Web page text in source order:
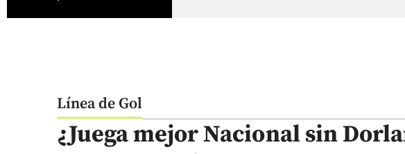
Línea de Gol
¿Juega mejor Nacional sin